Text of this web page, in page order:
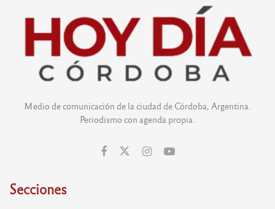
Medio de comunicación de la ciudad de Córdoba, Argentina.
Periodismo con agenda propia.
Secciones